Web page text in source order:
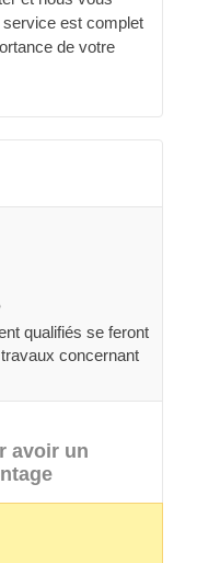
est complet
de votre
qualifiés se feront
concernant
avoir un